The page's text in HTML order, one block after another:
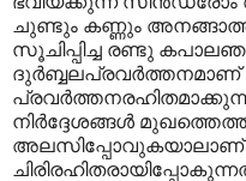
ചുണ്ടും കണ്ണും
സൂചിപ്പിച്ച രണ്ടു
ദുർബ്ബലപ്രവർത്തനമാണ്
നിർദ്ദേശങ്ങൾ
അലസിപ്പോവുകയാലാണ്